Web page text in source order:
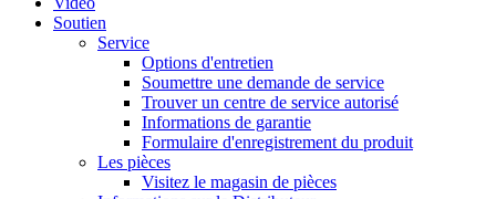
Soutien
Service
Options d'entretien
Soumettre une demande de service
Trouver un centre de service autorisé
Informations de garantie
Formulaire d'enregistrement du produit
Les pièces
Visitez le magasin de pièces